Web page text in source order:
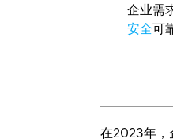
企业需
安全可
在2023年，